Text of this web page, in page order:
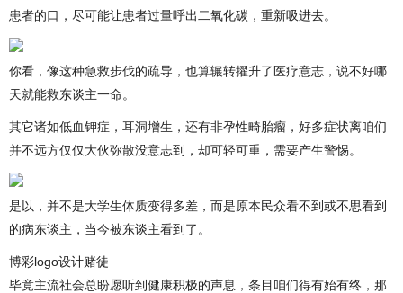
患者的口，尽可能让患者过量呼出二氧化碳，重新吸进去。
你看，像这种急救步伐的疏导，也算辗转擢升了医疗意志，说不好哪
天就能救东谈主一命。
其它诸如低血钾症，耳洞增生，还有非孕性畸胎瘤，好多症状离咱们
并不远方仅仅大伙弥散没意志到，却可轻可重，需要产生警惕。
是以，并不是大学生体质变得多差，而是原本民众看不到或不思看到
的病东谈主，当今被东谈主看到了。
博彩logo设计赌徒
毕竟主流社会总盼愿听到健康积极的声息，条目咱们得有始有终，那